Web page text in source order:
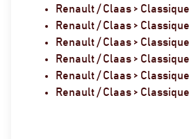
Renault / Claas >
Renault / Claas >
Renault / Claas >
Renault / Claas >
Renault / Claas >
Renault / Claas >